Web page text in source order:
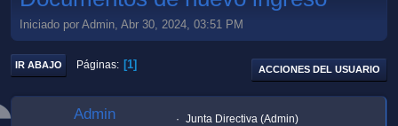
Iniciado por Admin, Abr 30, 2024, 03:51 PM
IR ABAJO Páginas 1 ACCIONES DEL USUARIO
Admin
Junta Directiva (Admin)